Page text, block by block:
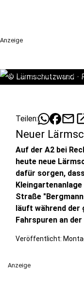
Anzeige
© Lärmschutzwand -
Teilen: mail
Neuer
Auf der A2 bei
heute neue
dafür sorgen,
Straße
läuft während der
Fahrspuren an
Veröffentlicht:
Anzeige